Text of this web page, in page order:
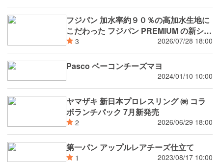
フジパン 加水率約９０％の高加水生地に
こだわった フジパン PREMIUM の新シリ
ーズ 潤rich（うるおいりっち）うるおい
サンド ブルーベリー 8月新発売
3 2026/07/28 18:00
Pasco ベーコンチーズマヨ
2024/01/10 10:00
ヤマザキ 新日本プロレスリング ㈱ コラ
ボランチパック 7月新発売
2 2026/06/29 18:00
第一パン アップルレアチーズ仕立て
1 2023/08/17 10:00